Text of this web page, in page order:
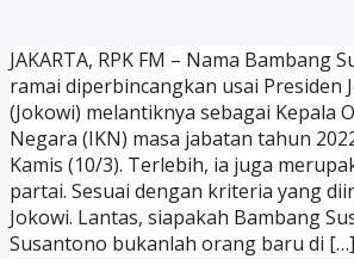
JAKARTA, RPK FM – Nama Bambang
ramai diperbincangkan usai Presiden
(Jokowi) melantiknya sebagai Kepala
Negara (IKN) masa jabatan tahun
Kamis (10/3). Terlebih, ia juga
partai. Sesuai dengan kriteria yang
Jokowi. Lantas, siapakah Bambang
Susantono bukanlah orang baru di […]